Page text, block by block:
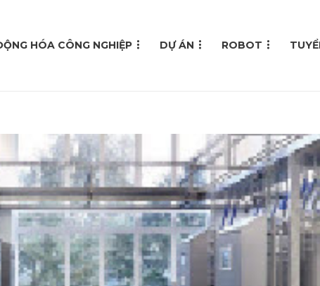
HÓA CÔNG NGHIỆP DỰ ÁN ROBOT